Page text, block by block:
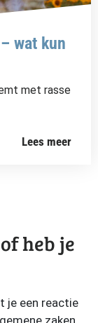
wat kun
met rasse
Lees meer
heb je
je een reactie
zaken.